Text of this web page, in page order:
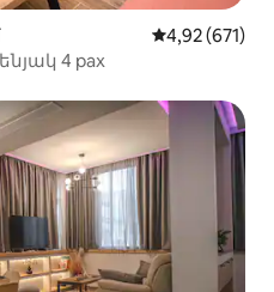
Միջին
4,92 (671)
4 pax
տները